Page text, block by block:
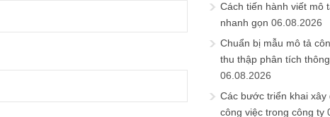
Cách tiến hành viết mô
nhanh gọn 06.08.2026
Chuẩn bị mẫu mô tả
thu thập phân tích
06.08.2026
Các bước triển khai xây
công việc trong công ty